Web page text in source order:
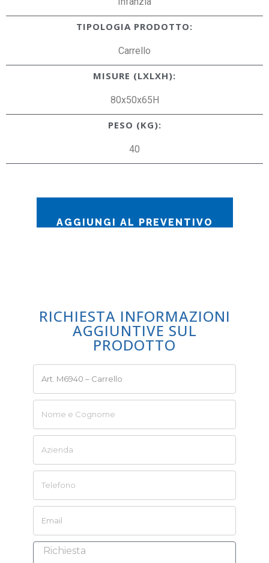
TIPOLOGIA PRODOTTO:
Carrello
MISURE (LXLXH):
80x50x65H
PESO (KG):
40
AGGIUNGI AL PREVENTIVO
RICHIESTA INFORMAZIONI
AGGIUNTIVE SUL
PRODOTTO